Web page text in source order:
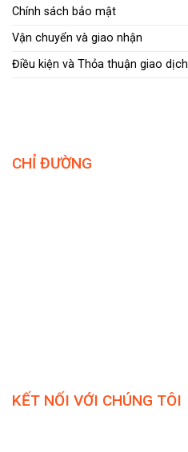
Chính sách bảo mật
Vận chuyển và giao nhận
Điều kiện và Thỏa thuận giao dịch
CHỈ ĐƯỜNG
KẾT NỐI VỚI CHÚNG TÔI